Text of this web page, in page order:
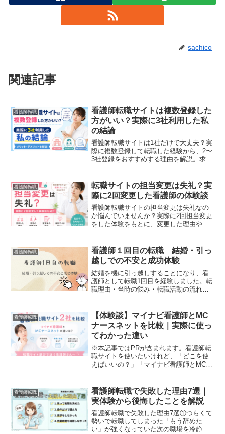
sachico
関連記事
看護師転職
看護師転職サイトは複数登録した
方がいい？実際に3社利用した私
の結論
看護師転職サイトは1社だけで大丈夫？実
際に複数登録して転職した経験から、2〜
3社登録をおすすめする理由を解説。求人
も紹介します。
看護師転職
転職サイトの担当変更は失礼？実
際に2回変更した看護師の体験談
看護師転職サイトの担当変更は失礼なの
か悩んでいませんか？実際に2回担当変更
をした体験をもとに、変更した理由や流
ます。
看護師転職
看護師１回目の転職 結婚・引っ
越しでの不安と成功体験
結婚を機に引っ越しすることになり、看
護師として転職1回目を経験しました。転
職理由・当時の悩み・転職活動の流れ、
看護師転職
【体験談】マイナビ看護師とMC
ナースネットを比較｜実際に使っ
てわかった違い
※本記事ではPRが含まれます。看護師転
職サイトを使いたいけれど、「どこを使
えばいいの？」「マイナビ看護師とMCナ
して転職活動をした経験があります。結
論から言うと、結論か...
看護師転職
看護師転職で失敗した理由7選｜
実体験から後悔したことを解説
看護師転職で失敗した理由7選①つらくて
勢いで転職してしまった「もう辞めた
い」が強くなっていた次の職場を冷静に